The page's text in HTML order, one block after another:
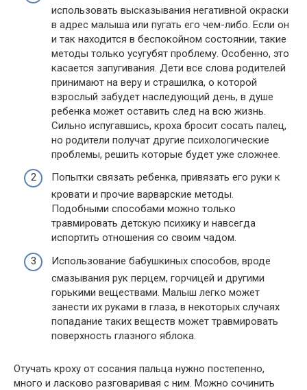
использовать высказывания негативной окраски
в адрес малыша или пугать его чем-либо. Если он
и так находится в беспокойном состоянии, такие
методы только усугубят проблему. Особенно, это
касается запугивания. Дети все слова родителей
принимают на веру и страшилка, о которой
взрослый забудет наследующий день, в душе
ребенка может оставить след на всю жизнь.
Сильно испугавшись, кроха бросит сосать палец,
но родители получат другие психологические
проблемы, решить которые будет уже сложнее.
Попытки связать ребенка, привязать его руки к
кровати и прочие варварские методы.
Подобными способами можно только
травмировать детскую психику и навсегда
испортить отношения со своим чадом.
Использование бабушкиных способов, вроде
смазывания рук перцем, горчицей и другими
горькими веществами. Малыш легко может
занести их руками в глаза, в некоторых случаях
попадание таких веществ может травмировать
поверхность глазного яблока.
Отучать кроху от сосания пальца нужно постепенно,
много и ласково разговаривая с ним. Можно сочинить